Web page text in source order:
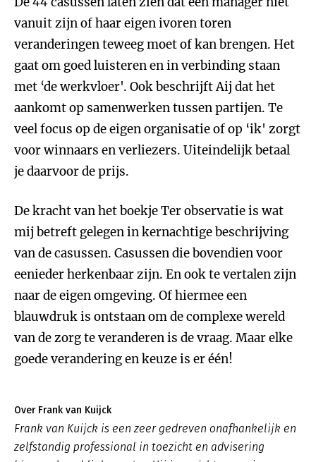
vanuit zijn of haar eigen ivoren toren
veranderingen teweeg moet of kan brengen. Het
gaat om goed luisteren en in verbinding staan
met ‘de werkvloer'. Ook beschrijft Aij dat het
aankomt op samenwerken tussen partijen. Te
veel focus op de eigen organisatie of op ‘ik' zorgt
voor winnaars en verliezers. Uiteindelijk betaal
je daarvoor de prijs.
De kracht van het boekje Ter observatie is wat
mij betreft gelegen in kernachtige beschrijving
van de casussen. Casussen die bovendien voor
eenieder herkenbaar zijn. En ook te vertalen zijn
naar de eigen omgeving. Of hiermee een
blauwdruk is ontstaan om de complexe wereld
van de zorg te veranderen is de vraag. Maar elke
goede verandering en keuze is er één!
Over Frank van Kuijck
Frank van Kuijck is een zeer gedreven onafhankelijk en
zelfstandig professional in toezicht en advisering